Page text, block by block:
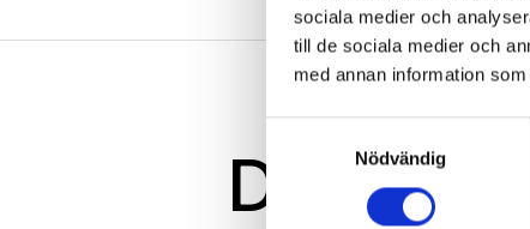
sociala medier och
till de sociala medier och
med annan information
Nödvändig
Du